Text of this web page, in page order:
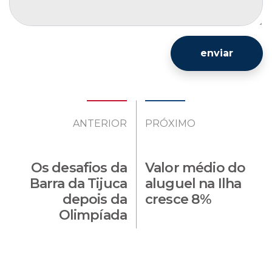
enviar
ANTERIOR
Os desafios da
Barra da Tijuca
depois da
Olimpíada
PRÓXIMO
Valor médio do
aluguel na Ilha
cresce 8%